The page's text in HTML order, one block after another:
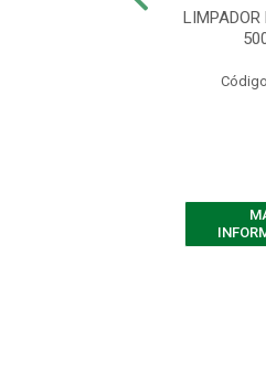
LIMPADOR